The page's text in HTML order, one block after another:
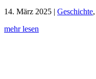
14. März 2025 | Geschichte,
mehr lesen